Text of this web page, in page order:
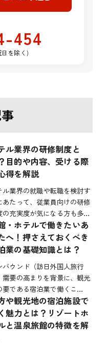
454
日を除く)
ル業界の研修制度と
目的や内容、受ける際
得を解説
ル業界の就職や転職を検討す
あたって、従業員向けの研修
の充実度が気になる方も多…
・ホテルで働きたいあ
へ！押さえておくべき
業の基礎知識とは？
バウンド（訪日外国人旅行
需要の高まりを背景に、観光
要である宿泊業で働くこ…
や観光地の宿泊施設で
魅力とは？リゾートホ
と温泉旅館の特徴を解